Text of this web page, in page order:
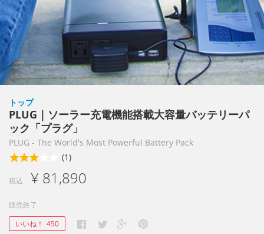
トップ
PLUG｜ソーラー充電機能搭載大容量バッテリーパ
ック「プラグ」
PLUG - The World's Most Powerful Battery Pack
(1)
税込 ¥ 81,890
販売終了
いいね！ 450